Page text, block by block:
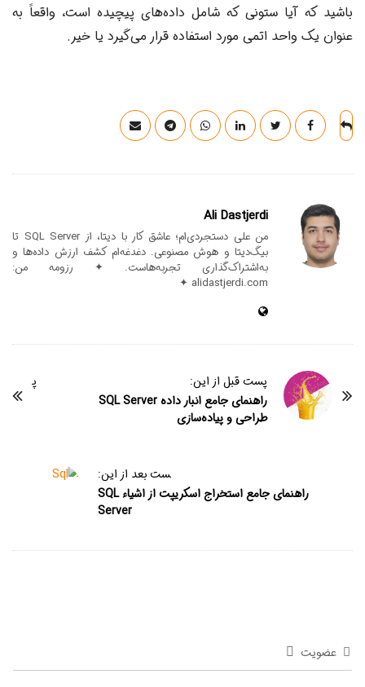
باشید که آیا ستونی که شامل داده‌های پیچیده است، واقعاً به
عنوان یک واحد اتمی مورد استفاده قرار می‌گیرد یا خیر.
Ali Dastjerdi
من علی دستجردی‌ام؛ عاشق کار با دیتا، از SQL Server تا
بیگ‌دیتا و هوش مصنوعی. دغدغه‌ام کشف ارزش داده‌ها و
به‌اشتراک‌گذاری تجربه‌هاست. ✦ رزومه من:
alidastjerdi.com ✦
پست قبل از این:
راهنمای جامع انبار داده SQL Server
طراحی و پیاده‌سازی
پ
ست بعد از این:
راهنمای جامع استخراج اسکریپت‌ از اشیاء SQL
Server
عضویت